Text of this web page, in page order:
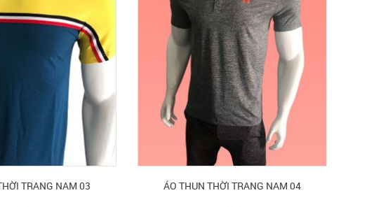
TRANG NAM 03 ÁO THUN THỜI TRANG NAM 04